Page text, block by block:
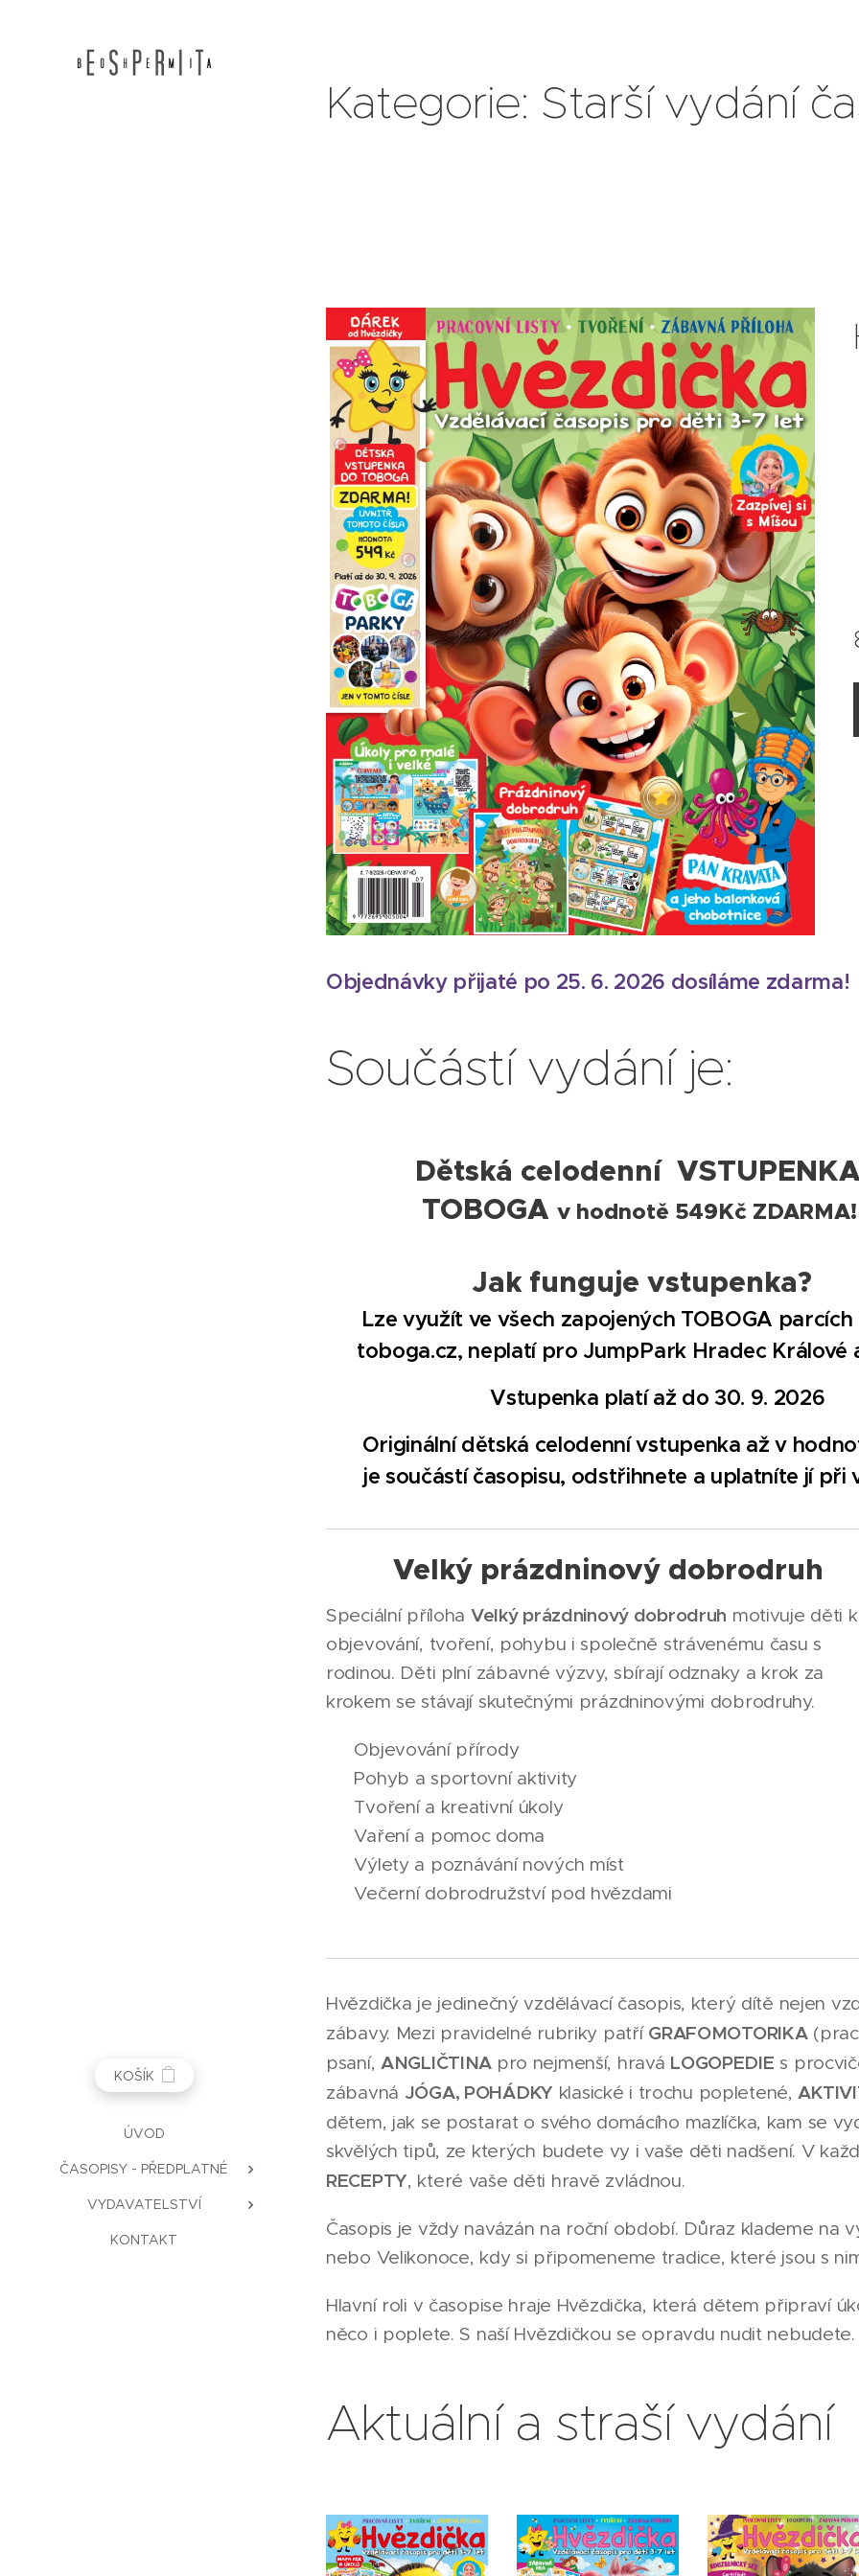
KOŠÍK
ÚVOD
ČASOPISY - PŘEDPLATNÉ
VYDAVATELSTVÍ
KONTAKT
Kategorie: Starší vydání
Objednávky přijaté po 25. 6. 2026 dosíláme zdarma!
Součástí vydání je:
Dětská celodenní
TOBOGA v hodnotě 549Kč ZDARMA
Jak funguje vstupenka?
Lze využít ve všech zapojených TOBOGA
toboga.cz, neplatí pro JumpPark Hradec Králové
🔥 Vstupenka platí až do 30. 9. 2026
🔥 Originální dětská celodenní vstupenka až v
je součástí časopisu, odstřihnete a uplatníte jí při
Velký prázdninový dobrodruh
Speciální příloha Velký prázdninový dobrodruh motivuje děti k
objevování, tvoření, pohybu i společně strávenému času s
rodinou. Děti plní zábavné výzvy, sbírají odznaky a krok za
krokem se stávají skutečnými prázdninovými dobrodruhy.
🏕️ Objevování přírody
🚴 Pohyb a sportovní aktivity
🎨 Tvoření a kreativní úkoly
🍎 Vaření a pomoc doma
🏰 Výlety a poznávání nových míst
🌙 Večerní dobrodružství pod hvězdami
Hvězdička je jedinečný vzdělávací časopis, který dítě nejen
zábavy. Mezi pravidelné rubriky patří GRAFOMOTORIKA
psaní, ANGLIČTINA pro nejmenší, hravá LOGOPEDIE s
zábavná JÓGA, POHÁDKY klasické i trochu popletené,
dětem, jak se postarat o svého domácího mazlíčka, kam se
skvělých tipů, ze kterých budete vy i vaše děti nadšení. V
RECEPTY, které vaše děti hravě zvládnou.
Časopis je vždy navázán na roční období. Důraz klademe na
nebo Velikonoce, kdy si připomeneme tradice, které jsou s
Hlavní roli v časopise hraje Hvězdička, která dětem připraví
něco i poplete. S naší Hvězdičkou se opravdu nudit nebudete.
Aktuální a straší vydání